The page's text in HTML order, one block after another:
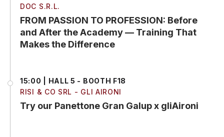
DOC S.R.L.
FROM PASSION TO PROFESSION: Before
and After the Academy — Training That
Makes the Difference
15:00 | HALL 5 - BOOTH F18
RISI & CO SRL - GLI AIRONI
Try our Panettone Gran Galup x gliAironi